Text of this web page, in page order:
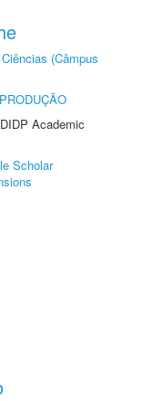
(Câmpus
Academic
Scholar